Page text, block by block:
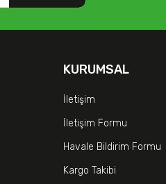
KURUMSAL
İletişim
İletişim Formu
Havale Bildirim Formu
Kargo Takibi